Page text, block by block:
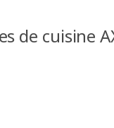
de cuisine